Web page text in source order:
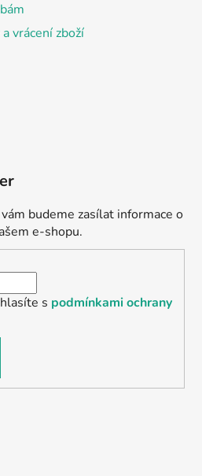
vrácení zboží
budeme zasílat informace o
e-shopu.
s podmínkami ochrany